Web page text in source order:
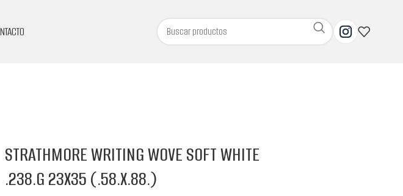
STRATHMORE WRITING WOVE SOFT WHITE
.238.G 23X35 (.58.X.88.)